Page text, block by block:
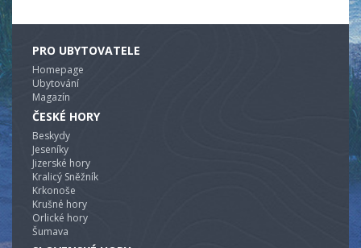
PRO UBYTOVATELE
Homepage
Ubytování
Magazín
ČESKÉ HORY
Beskydy
Jeseníky
Jizerské hory
Kralicý Sněžník
Krkonoše
Krušné hory
Orlické hory
Šumava